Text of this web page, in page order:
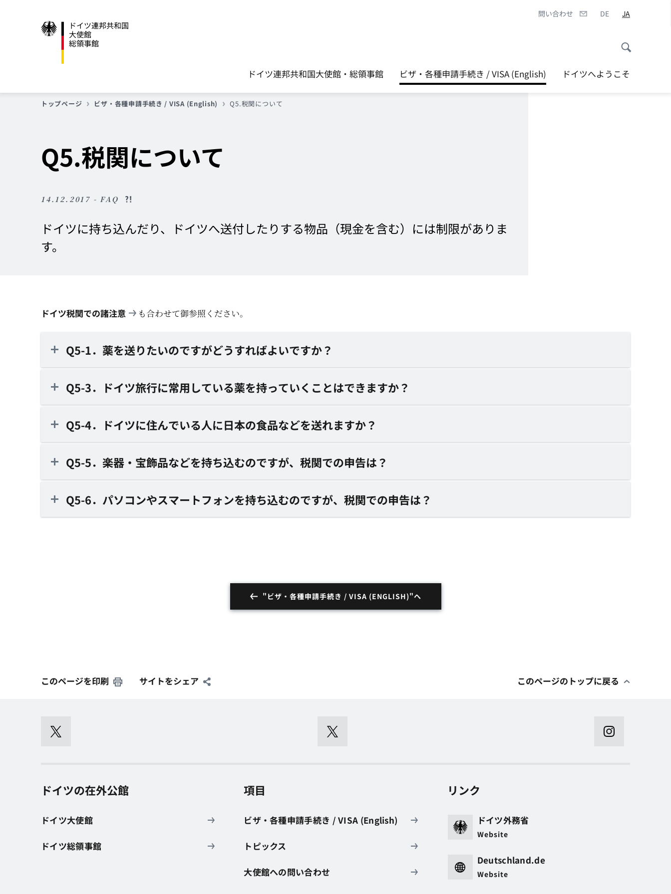
ドイツ連邦共和国
大使館
総領事館
問い合わせ DE JA
ドイツ連邦共和国大使館・総領事館 ビザ・各種申請手続き / VISA (English) ドイツへようこそ
トップページ ビザ・各種申請手続き / VISA (English) Q5.税関について
Q5.税関について
14.12.2017 - FAQ
ドイツに持ち込んだり、ドイツへ送付したりする物品（現金を含む）には制限がありま
す。
ドイツ税関での諸注意 も合わせて御参照ください。
Q5-1．薬を送りたいのですがどうすればよいですか？
Q5-3．ドイツ旅行に常用している薬を持っていくことはできますか？
Q5-4．ドイツに住んでいる人に日本の食品などを送れますか？
Q5-5．楽器・宝飾品などを持ち込むのですが、税関での申告は？
Q5-6．パソコンやスマートフォンを持ち込むのですが、税関での申告は？
"ビザ・各種申請手続き / VISA (ENGLISH)"へ
このページを印刷 サイトをシェア このページのトップに戻る
ドイツの在外公館
ドイツ大使館
ドイツ総領事館
項目
ビザ・各種申請手続き / VISA (English)
トピックス
大使館への問い合わせ
リンク
ドイツ外務省
Website
Deutschland.de
Website